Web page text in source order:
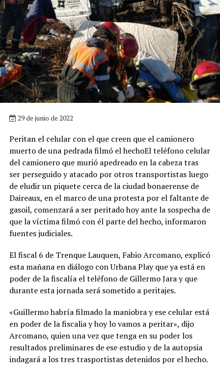
29 de junio de 2022
Peritan el celular con el que creen que el camionero
muerto de una pedrada filmó el hechoEl teléfono celular
del camionero que murió apedreado en la cabeza tras
ser perseguido y atacado por otros transportistas luego
de eludir un piquete cerca de la ciudad bonaerense de
Daireaux, en el marco de una protesta por el faltante de
gasoil, comenzará a ser peritado hoy ante la sospecha de
que la víctima filmó con él parte del hecho, informaron
fuentes judiciales.
El fiscal 6 de Trenque Lauquen, Fabio Arcomano, explicó
esta mañana en diálogo con Urbana Play que ya está en
poder de la fiscalía el teléfono de Gillermo Jara y que
durante esta jornada será sometido a peritajes.
«Guillermo habría filmado la maniobra y ese celular está
en poder de la fiscalia y hoy lo vamos a peritar», dijo
Arcomano, quien una vez que tenga en su poder los
resultados preliminares de ese estudio y de la autopsia
indagará a los tres trasportistas detenidos por el hecho.